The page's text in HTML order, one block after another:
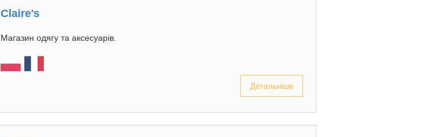
Claire's
Магазин одягу та аксесуарів.
Детальніше